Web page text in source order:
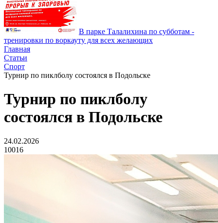
В парке Талалихина по субботам -
тренировки по воркауту для всех желающих
Главная
Статьи
Спорт
Турнир по пиклболу состоялся в Подольске
Турнир по пиклболу
состоялся в Подольске
24.02.2026
10016